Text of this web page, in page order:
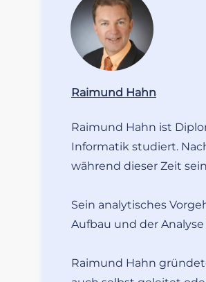
Raimund Hahn
Raimund Hahn ist
Informatik studiert.
während dieser Zeit
Sein analytisches
Aufbau und der
Raimund Hahn